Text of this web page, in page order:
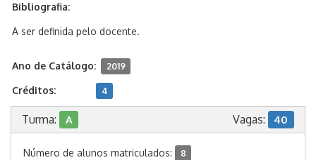
Bibliografia:
A ser definida pelo docente.
Ano de Catálogo: 2019
Créditos: 4
Turma: A Vagas: 40
Número de alunos matriculados: 8